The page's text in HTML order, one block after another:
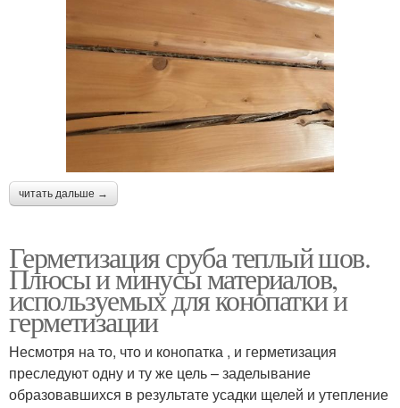
читать дальше →
Герметизация сруба теплый шов.
Плюсы и минусы материалов,
используемых для конопатки и
герметизации
Несмотря на то, что и конопатка , и герметизация
преследуют одну и ту же цель – заделывание
образовавшихся в результате усадки щелей и утепление